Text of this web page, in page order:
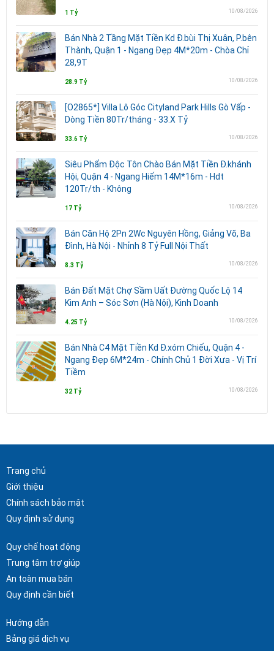
1 Tỷ 10/08/2026
Bán Nhà 2 Tầng Mặt Tiền Kd Đ.bùi Thị Xuân, P.bên
Thành, Quận 1 - Ngang Đẹp 4M*20m - Chòa Chỉ
28,9T
28.9 Tỷ 10/08/2026
[O2865*] Villa Lô Góc Cityland Park Hills Gò Vấp -
Dòng Tiền 80Tr/tháng - 33.X Tỷ
33.6 Tỷ 10/08/2026
Siêu Phẩm Độc Tôn Chào Bán Mặt Tiền Đ.khánh
Hội, Quận 4 - Ngang Hiếm 14M*16m - Hdt
120Tr/th - Không
17 Tỷ 10/08/2026
Bán Căn Hộ 2Pn 2Wc Nguyên Hồng, Giảng Võ, Ba
Đình, Hà Nội - Nhỉnh 8 Tỷ Full Nội Thất
8.3 Tỷ 10/08/2026
Bán Đất Mặt Chợ Sầm Uất Đường Quốc Lộ 14
Kim Anh – Sóc Sơn (Hà Nội), Kinh Doanh
4.25 Tỷ 10/08/2026
Bán Nhà C4 Mặt Tiền Kd Đ.xóm Chiếu, Quận 4 -
Ngang Đẹp 6M*24m - Chính Chủ 1 Đời Xưa - Vị Trí
Tiềm
32 Tỷ 10/08/2026
Trang chủ
Giới thiệu
Chính sách bảo mật
Quy định sử dụng
Quy chế hoạt động
Trung tâm trợ giúp
An toàn mua bán
Quy định cần biết
Hướng dẫn
Bảng giá dịch vụ